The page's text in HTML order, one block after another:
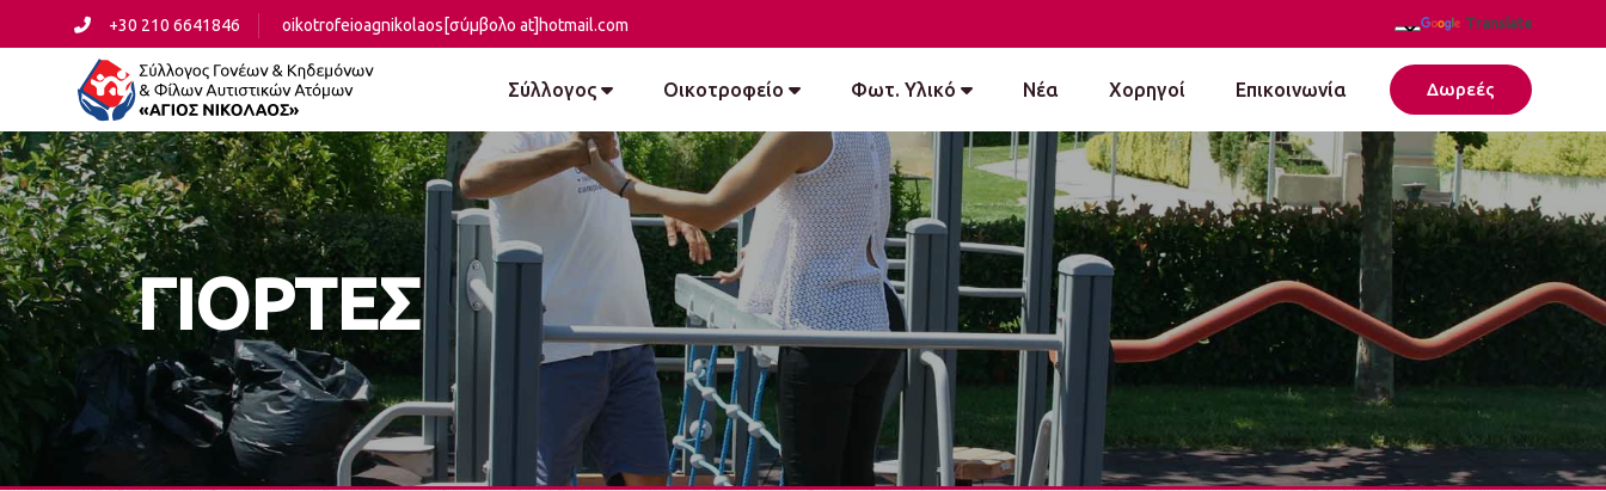
+30 210 6641846 oikotrofeioagnikolaos[σύμβολο at]hotmail.com Translate
Σύλλογος Οικοτροφείο Φωτ. Υλικό Νέα Χορηγοί Επικοινωνία Δωρεές
ΓΙΟΡΤΕΣ